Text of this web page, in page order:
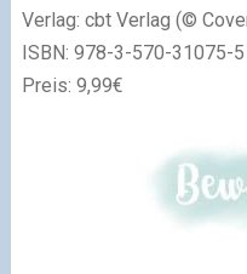
Verlag: cbt Verlag (©
ISBN: 978-3-570-31075-5
Preis: 9,99€